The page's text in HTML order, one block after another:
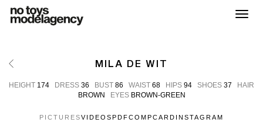
MILA DE WIT
HEIGHT 174 DRESS 36 BUST 86 WAIST 68 HIPS 94 SHOES 37
HAIR
BROWN
EYESBROWN-GREEN
PICTURESVIDEOSPDFCOMPCARD INSTAGRAM